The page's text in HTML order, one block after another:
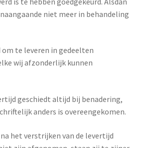
niet meer in behandeling
te leveren in gedeelten
wij afzonderlijk kunnen
geschiedt altijd bij benadering,
anders is overeengekomen.
na het verstrijken van de levertijd